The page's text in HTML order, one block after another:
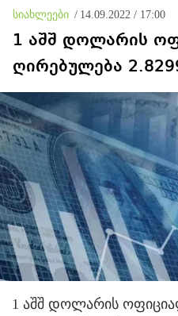
სიახლეები / 14.09.2022 / 17:00
1 აშშ დოლარის
ღირებულება
1 აშშ დოლარის